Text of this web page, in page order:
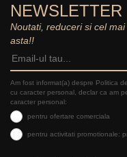
NEWSLETTER
Noutati, reduceri si cel
asta!!
Am fost informat(a) despre Politica
cu caracter personal, declar ca am
caracter personal:
pentru ofertare comerciala
pentru activitati promotionale: